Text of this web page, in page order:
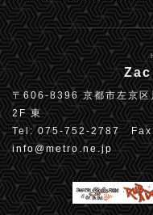
〒606-8396 京都市左京
2F 東
Tel: 075-752-2787
info@metro.ne.jp